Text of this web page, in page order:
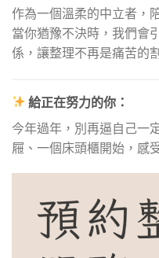
作為一個溫柔的中立者，
當你猶豫不決時，我們會
係，讓整理不再是痛苦的
給正在努力的你：
今年過年，別再逼自己一
屜、一個床頭櫃開始，感